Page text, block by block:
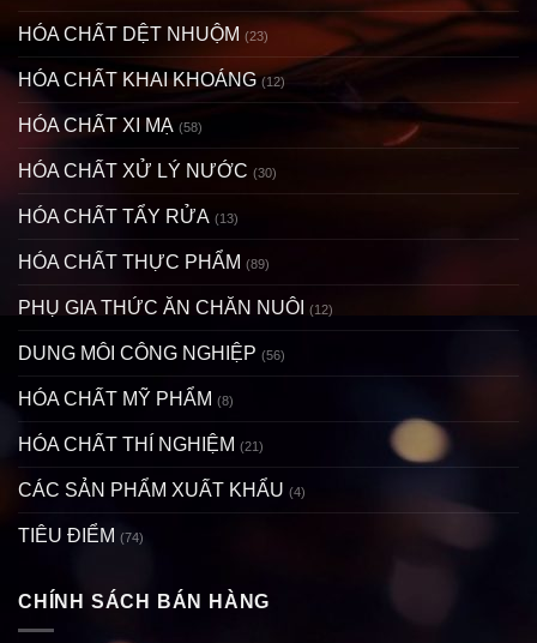
HÓA CHẤT DỆT NHUỘM (23)
HÓA CHẤT KHAI KHOÁNG (12)
HÓA CHẤT XI MẠ (58)
HÓA CHẤT XỬ LÝ NƯỚC (30)
HÓA CHẤT TẨY RỬA (13)
HÓA CHẤT THỰC PHẨM (89)
PHỤ GIA THỨC ĂN CHĂN NUÔI (12)
DUNG MÔI CÔNG NGHIỆP (56)
HÓA CHẤT MỸ PHẨM (8)
HÓA CHẤT THÍ NGHIỆM (21)
CÁC SẢN PHẨM XUẤT KHẨU (4)
TIÊU ĐIỂM (74)
CHÍNH SÁCH BÁN HÀNG